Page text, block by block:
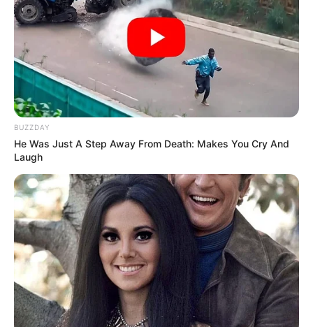
Az Ázsia Expressz újabb izgalmas évadára készül a
TV2, és a versenyzők névsora már nyilvánosságra
került.
Az új szezonban nyolc kalandvágyó pár veszi majd
fel a harcot a Fülöp-szigetek és Tajvan lenyűgöző
tájain. Az újítások között pedig egy nagy változás
is szerepel:
BUZZDAY
He Was Just A Step Away From Death: Makes You Cry And
Laugh